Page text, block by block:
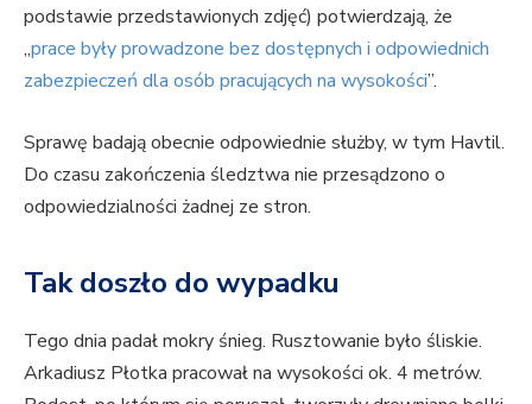
podstawie przedstawionych zdjęć) potwierdzają, że
„prace były prowadzone bez dostępnych i odpowiednich
zabezpieczeń dla osób pracujących na wysokości”.
Sprawę badają obecnie odpowiednie służby, w tym Havtil.
Do czasu zakończenia śledztwa nie przesądzono o
odpowiedzialności żadnej ze stron.
Tak doszło do wypadku
Tego dnia padał mokry śnieg. Rusztowanie było śliskie.
Arkadiusz Płotka pracował na wysokości ok. 4 metrów.